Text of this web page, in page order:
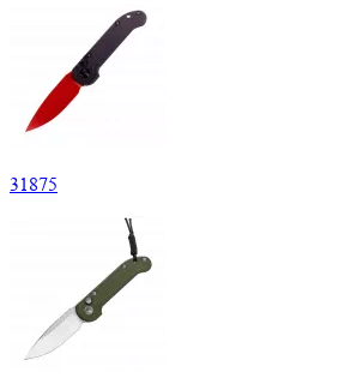
31875